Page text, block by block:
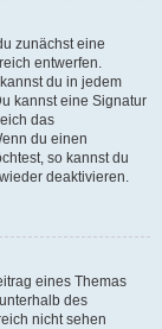
zunächst eine
entwerfen.
du in jedem
kannst eine Signatur
das
du einen
so kannst du
deaktivieren.
eines Themas
des
nicht sehen